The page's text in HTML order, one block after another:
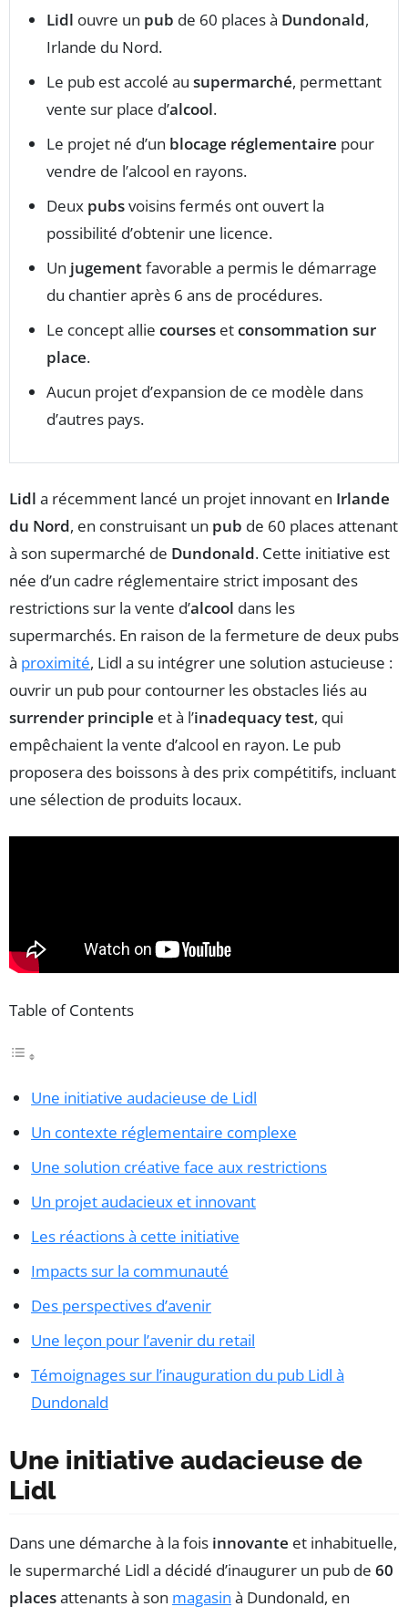
Lidl ouvre un pub de 60 places à Dundonald,
Irlande du Nord.
Le pub est accolé au supermarché, permettant
vente sur place d’alcool.
Le projet né d’un blocage réglementaire pour
vendre de l’alcool en rayons.
Deux pubsvoisins fermés ont ouvert la
possibilité d’obtenir une licence.
Un jugementfavorable a permis le démarrage
du chantier après 6 ans de procédures.
Le concept allie courses etconsommation sur
place.
Aucun projet d’expansion de ce modèle dans
d’autres pays.
Lidl a récemment lancé un projet innovant en Irlande
du Nord, en construisant un pub de 60 places attenant
à son supermarché de Dundonald. Cette initiative est
née d’un cadre réglementaire strict imposant des
restrictions sur la vente d’alcool dans les
supermarchés. En raison de la fermeture de deux pubs
à proximité, Lidl a su intégrer une solution astucieuse :
ouvrir un pub pour contourner les obstacles liés au
surrender principle et à l’inadequacy test, qui
empêchaient la vente d’alcool en rayon. Le pub
proposera des boissons à des prix compétitifs, incluant
une sélection de produits locaux.
Table of Contents
Une initiative audacieuse de Lidl
Un contexte réglementaire complexe
Une solution créative face aux restrictions
Un projet audacieux et innovant
Les réactions à cette initiative
Impacts sur la communauté
Des perspectives d’avenir
Une leçon pour l’avenir du retail
Témoignages sur l’inauguration du pub Lidl à
Dundonald
Une initiative audacieuse de
Lidl
Dans une démarche à la fois innovante et inhabituelle,
le supermarché Lidl a décidé d’inaugurer un pub de 60
placesattenants à son magasin à Dundonald, en